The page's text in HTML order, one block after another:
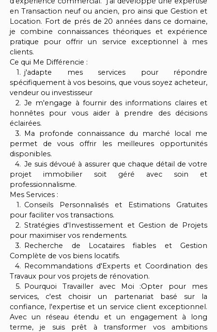
en Transaction neuf ou ancien, pro ainsi que Gestion et
Location. Fort de prés de 20 années dans ce domaine,
je combine connaissances théoriques et expérience
pratique pour offrir un service exceptionnel à mes
clients.
Ce qui Me Différencie :
j'adapte mes services pour répondre
spécifiquement à vos besoins, que vous soyez acheteur,
vendeur ou investisseur
Je m'engage à fournir des informations claires et
honnêtes pour vous aider à prendre des décisions
éclairées.
Ma profonde connaissance du marché local me
permet de vous offrir les meilleures opportunités
disponibles.
Je suis dévoué à assurer que chaque détail de votre
projet immobilier soit géré avec soin et
professionnalisme.
Mes Services :
Conseils Personnalisés et Estimations Gratuites
pour faciliter vos transactions.
Stratégies d'Investissement et Gestion de Projets
pour maximiser vos rendements.
Recherche de Locataires fiables et Gestion
Complète de vos biens locatifs.
Recommandations d'Experts et Coordination des
Travaux pour vos projets de rénovation.
Pourquoi Travailler avec Moi :Opter pour mes
services, c'est choisir un partenariat basé sur la
confiance, l'expertise et un service client exceptionnel.
Avec un réseau étendu et un engagement à long
terme, je suis prêt à transformer vos ambitions